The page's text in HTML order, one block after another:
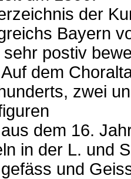
der
Bayern
sehr postiv
dem
zwei
dem 16.
in der L. und
und